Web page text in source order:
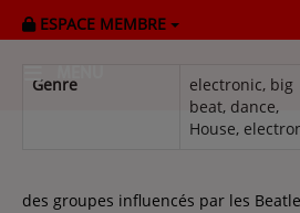
ESPACE MEMBRE
MENU
Genre
electronic, big
beat, dance,
House,
des groupes influencés par les